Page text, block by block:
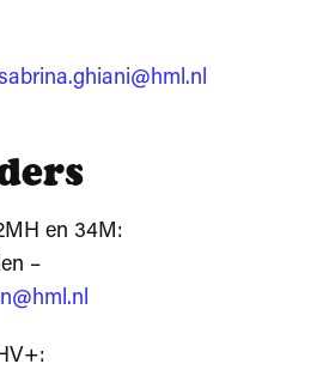
en 34M:
–